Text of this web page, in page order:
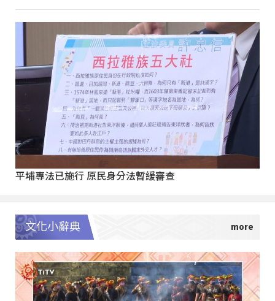
平埔專法已施行 原民身分法暫緩審查
文化小辭典